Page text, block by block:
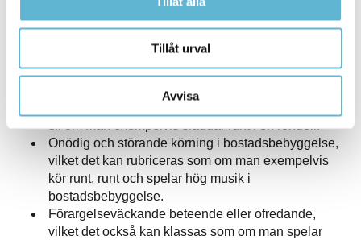
Tillåt urval
Avvisa
Här är några vanliga exempel på trafikbrott/förseelser
kopplat till A-traktorer/mopeder som, förutom böter, kan ge
en spärrtid på upp till 6 månader:
Olovlig körning, exempelvis genom att ha kört en
moped fortare än den är konstruerad för.
Onödig och störande körning i bostadsbebyggelse,
vilket det kan rubriceras som om man exempelvis
kör runt, runt och spelar hög musik i
bostadsbebyggelse.
Förargelseväckande beteende eller ofredande,
vilket det också kan klassas som om man spelar